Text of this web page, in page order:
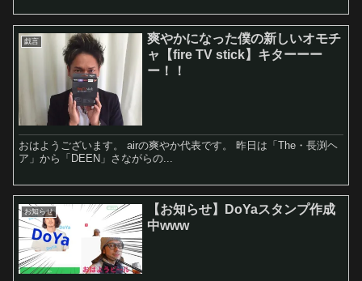
戯言
爽やかになった僕の新しいオモチ
ャ【fire TV stick】キターーー
ー！！
おはようございます。 airの爽やか代表です。 昨日は「The・長渕ヘ
ア」から「DEEN」さながらの...
お知らせ
【お知らせ】DoYaスタンプ作成
中www